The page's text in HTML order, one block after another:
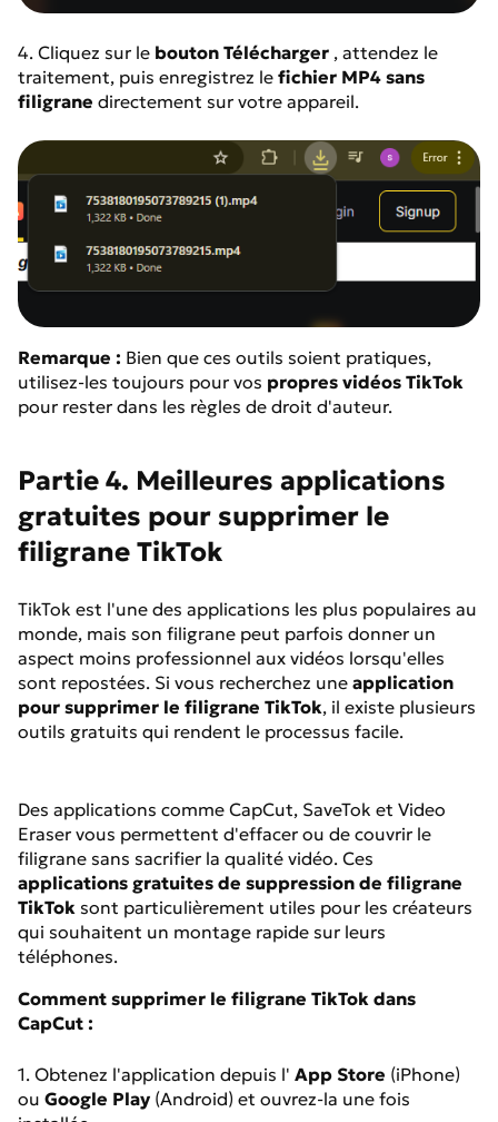
4. Cliquez sur le bouton Télécharger , attendez le
traitement, puis enregistrez le fichier MP4 sans
filigrane directement sur votre appareil.
Remarque : Bien que ces outils soient pratiques,
utilisez-les toujours pour vos propres vidéos TikTok
pour rester dans les règles de droit d'auteur.
Partie 4. Meilleures applications
gratuites pour supprimer le
filigrane TikTok
TikTok est l'une des applications les plus populaires au
monde, mais son filigrane peut parfois donner un
aspect moins professionnel aux vidéos lorsqu'elles
sont repostées. Si vous recherchez une application
pour supprimer le filigrane TikTok, il existe plusieurs
outils gratuits qui rendent le processus facile.
Des applications comme CapCut, SaveTok et Video
Eraser vous permettent d'effacer ou de couvrir le
filigrane sans sacrifier la qualité vidéo. Ces
applications gratuites de suppression de filigrane
TikTok sont particulièrement utiles pour les créateurs
qui souhaitent un montage rapide sur leurs
téléphones.
Comment supprimer le filigrane TikTok dans
CapCut :
1. Obtenez l'application depuis l' App Store (iPhone)
ou Google Play (Android) et ouvrez-la une fois